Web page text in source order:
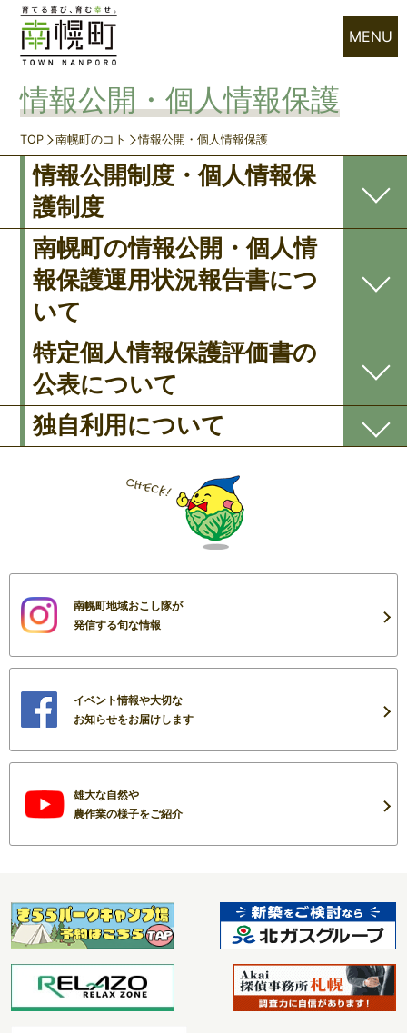
MENU
情報公開・個人情報保護
TOP 南幌町のコト 情報公開・個人情報保護
情報公開制度・個人情報保
護制度
南幌町の情報公開・個人情
報保護運用状況報告書につ
いて
特定個人情報保護評価書の
公表について
独自利用について
南幌町地域おこし隊が
発信する旬な情報
イベント情報や大切な
お知らせをお届けします
雄大な自然や
農作業の様子をご紹介